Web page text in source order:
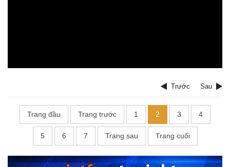
Trước Sau
Trang đầu Trang trước 1 2 3 4
5 6 7 Trang sau Trang cuối